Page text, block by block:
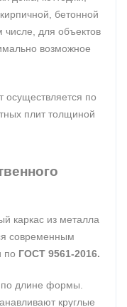
бетонной
числе, для объектов
возможное
осуществляется по
плит толщиной
каркас из металла
современным
по ГОСТ 9561-2016.
длине формы.
круглые